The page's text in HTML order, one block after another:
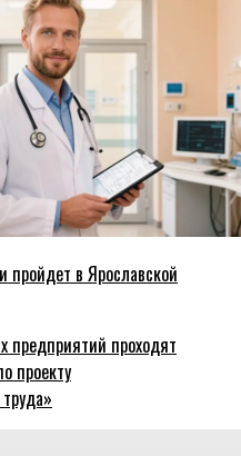
пройдет в Ярославской
предприятий проходят
проекту